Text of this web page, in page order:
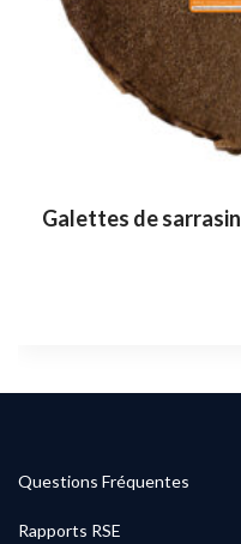
Galettes de sarrasin
Questions Fréquentes
Rapports RSE